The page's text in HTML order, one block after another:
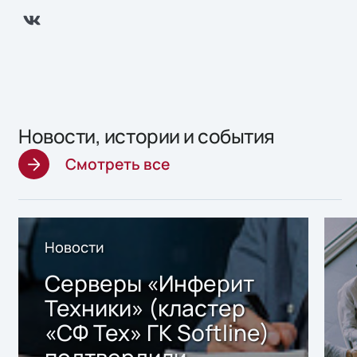
Новости, истории и события
Смотреть все
Новости
Серверы «Инферит
Техники» (кластер
«СФ Тех» ГК Softline)